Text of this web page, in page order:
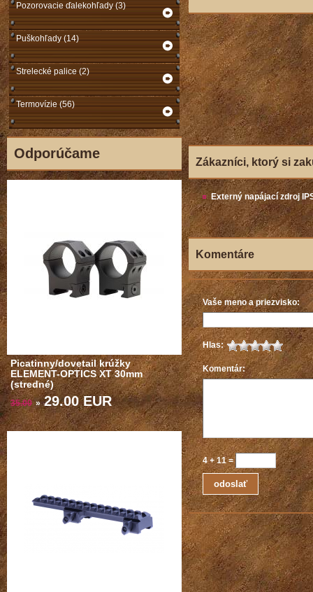
Pozorovacie ďalekohľady (3)
Puškohľady (14)
Strelecké palice (2)
Termovízie (56)
Odporúčame
Picatinny/dovetail krúžky
ELEMENT-OPTICS XT 30mm
(stredné)
35.00 » 29.00 EUR
Zákazníci, ktorý si
Externý napájací zdroj
Komentáre
Vaše meno a priezvisko:
Hlas:
Komentár:
4 + 11=